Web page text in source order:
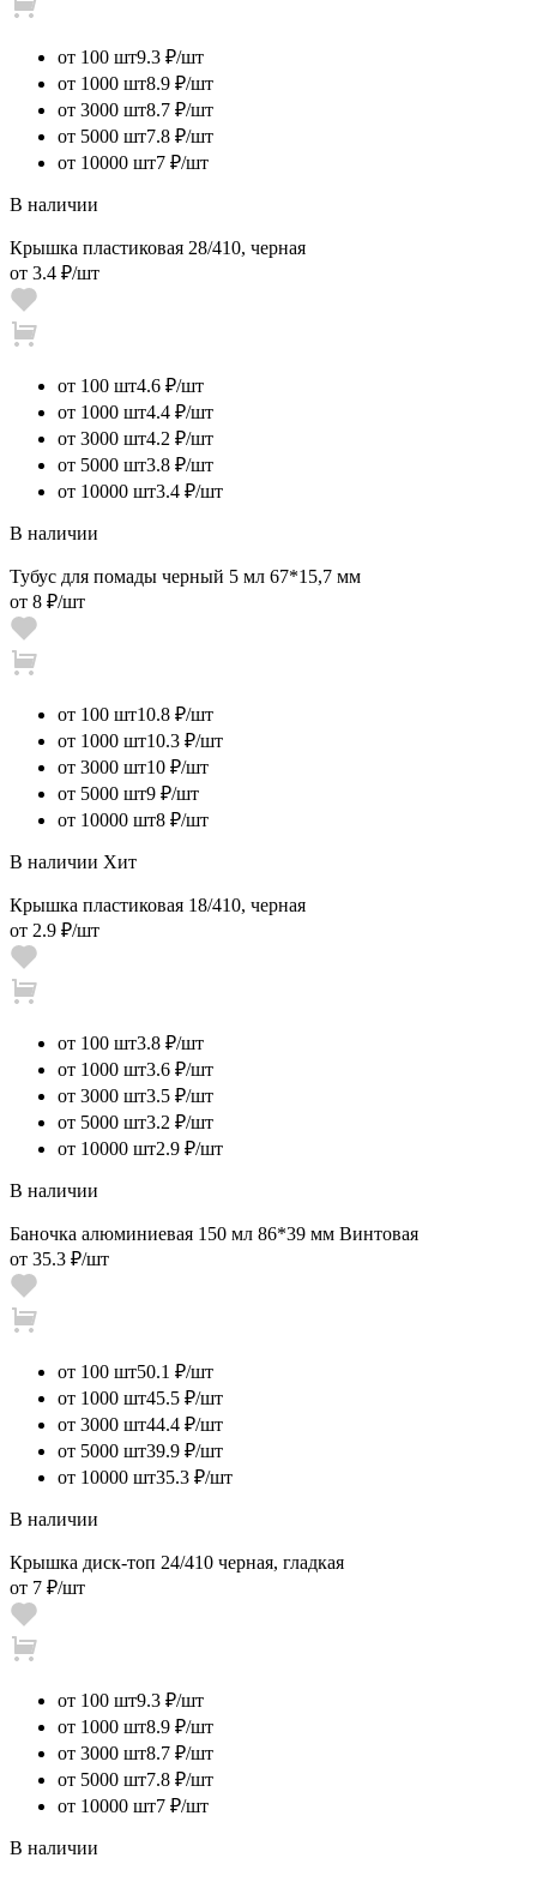
от 100 шт9.3 ₽/шт
от 1000 шт8.9 ₽/шт
от 3000 шт8.7 ₽/шт
от 5000 шт7.8 ₽/шт
от 10000 шт7 ₽/шт
В наличии
Крышка пластиковая 28/410, черная
от 3.4 ₽/шт
от 100 шт4.6 ₽/шт
от 1000 шт4.4 ₽/шт
от 3000 шт4.2 ₽/шт
от 5000 шт3.8 ₽/шт
от 10000 шт3.4 ₽/шт
В наличии
Тубус для помады черный 5 мл 67*15,7 мм
от 8 ₽/шт
от 100 шт10.8 ₽/шт
от 1000 шт10.3 ₽/шт
от 3000 шт10 ₽/шт
от 5000 шт9 ₽/шт
от 10000 шт8 ₽/шт
В наличии Хит
Крышка пластиковая 18/410, черная
от 2.9 ₽/шт
от 100 шт3.8 ₽/шт
от 1000 шт3.6 ₽/шт
от 3000 шт3.5 ₽/шт
от 5000 шт3.2 ₽/шт
от 10000 шт2.9 ₽/шт
В наличии
Баночка алюминиевая 150 мл 86*39 мм Винтовая
от 35.3 ₽/шт
от 100 шт50.1 ₽/шт
от 1000 шт45.5 ₽/шт
от 3000 шт44.4 ₽/шт
от 5000 шт39.9 ₽/шт
от 10000 шт35.3 ₽/шт
В наличии
Крышка диск-топ 24/410 черная, гладкая
от 7 ₽/шт
от 100 шт9.3 ₽/шт
от 1000 шт8.9 ₽/шт
от 3000 шт8.7 ₽/шт
от 5000 шт7.8 ₽/шт
от 10000 шт7 ₽/шт
В наличии